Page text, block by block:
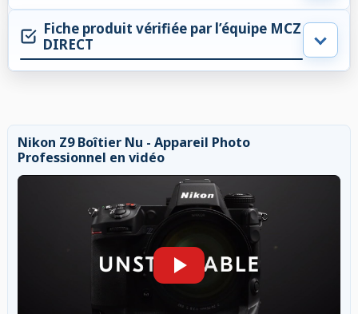
Fiche produit vérifiée par l’équipe MCZ
DIRECT
Nikon Z9 Boîtier Nu - Appareil Photo
Professionnel en vidéo